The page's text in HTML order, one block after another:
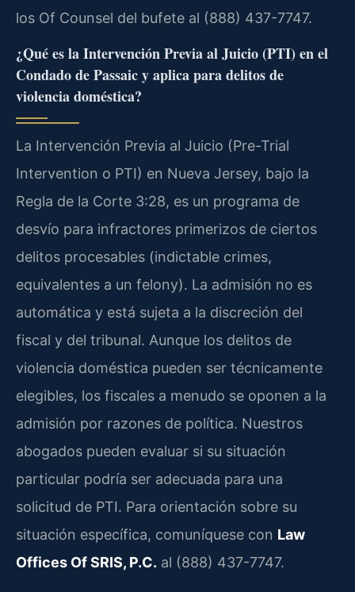
los Of Counsel del bufete al (888) 437-7747.
¿Qué es la Intervención Previa al Juicio (PTI) en el
Condado de Passaic y aplica para delitos de
violencia doméstica?
La Intervención Previa al Juicio (Pre-Trial
Intervention o PTI) en Nueva Jersey, bajo la
Regla de la Corte 3:28, es un programa de
desvío para infractores primerizos de ciertos
delitos procesables (indictable crimes,
equivalentes a un felony). La admisión no es
automática y está sujeta a la discreción del
fiscal y del tribunal. Aunque los delitos de
violencia doméstica pueden ser técnicamente
elegibles, los fiscales a menudo se oponen a la
admisión por razones de política. Nuestros
abogados pueden evaluar si su situación
particular podría ser adecuada para una
solicitud de PTI. Para orientación sobre su
situación específica, comuníquese con Law
Offices Of SRIS, P.C. al (888) 437-7747.